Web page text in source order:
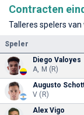
Contracten
Talleres spelers
Speler
Diego Valoyes
A, M (R)
Augusto
V (R)
Alex Vigo